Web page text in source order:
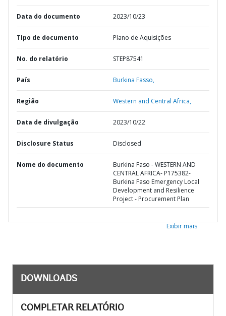
Data do documento 2023/10/23
TIpo de documento Plano de Aquisições
No. do relatório STEP87541
País Burkina Fasso,
Região Western and Central Africa,
Data de divulgação 2023/10/22
Disclosure Status Disclosed
Nome do documento
Burkina Faso - WESTERN AND
CENTRAL AFRICA- P175382-
Burkina Faso Emergency Local
Development and Resilience
Project - Procurement Plan
Exibir mais
DOWNLOADS
COMPLETAR RELATÓRIO